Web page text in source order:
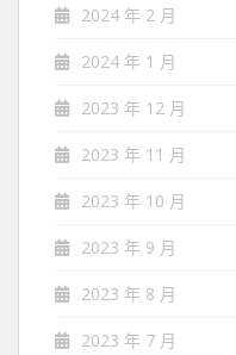
2024 年 2 月
2024 年 1 月
2023 年 12 月
2023 年 11 月
2023 年 10 月
2023 年 9 月
2023 年 8 月
2023 年 7 月